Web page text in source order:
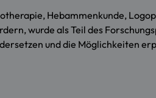
Hebammenkunde,
wurde als Teil des
und die Möglichkeiten